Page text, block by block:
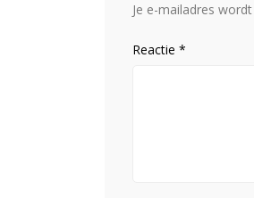
Je e-mailadres
Reactie *